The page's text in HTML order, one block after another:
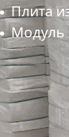
Плита
Модуль